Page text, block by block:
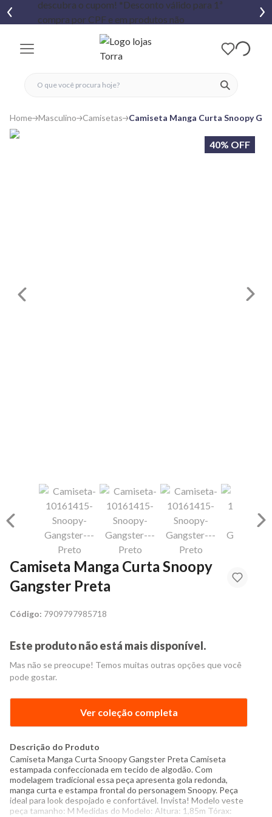
ver
fechar menu
fechar menu
favoritos
Home Masculino Camisetas Camiseta Manga Curta Snoopy
40% OFF
Camiseta Manga Curta Snoopy
Gangster Preta
Código: 7909797985718
Este produto não está mais disponível.
Mas não se preocupe! Temos muitas outras opções que você
pode gostar.
Ver coleção completa
Descrição do Produto
Camiseta Manga Curta Snoopy Gangster Preta Camiseta
estampada confeccionada em tecido de algodão. Com
modelagem tradicional essa peça apresenta gola redonda,
manga curta e estampa frontal do personagem Snoopy. Peça
ideal para look despojado e confortável. Invista! Modelo veste
peça tamanho: M Medidas do Modelo: Altura: 1,85m Tórax: